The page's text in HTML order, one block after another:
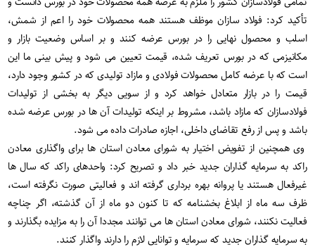
تأکید کرد: فولاد سازان موظف هستند همه محصولات خود را اعم از شمش،
اسلب و محصول نهایی را در بورس عرضه کنند و بر اساس وضعیت بازار و
مکانیزمی که در بورس تعریف شده، قیمت تعیین می شود و پیش بینی ما این
است که با عرضه کامل محصولات فولادی و مازاد تولیدی که در کشور وجود دارد،
قیمت را در بازار متعادل خواهد کرد و از سویی دیگر به بخشی از تولیدات
فولادسازان که مازاد باشد، مشروط بر اینکه تولیدات آن ها در بورس عرضه شده
باشد و پس از رفع تقاضای داخلی، اجازه صادرات داده می شود.
وی همچنین از تفویض اختیار به شورای معادن استان ها برای واگذاری معادن
راکد به سرمایه گذاران جدید خبر داد و تصریح کرد: واحدهای راکد که سال ها
غیرفعال هستند یا پروانه بهره برداری گرفته اند و فعالیتی صورت نگرفته است،
ظرف سه ماه از ابلاغ بخشنامه که تا کنون دو ماه از آن گذشته، اگر چناچه
فعالیت نکنند، شورای معادن استان ها می توانند مجددا آن را به مزایده بگذارند و
به سرمایه گذاران جدید که سرمایه و توانایی لازم را دارند واگذار کنند.